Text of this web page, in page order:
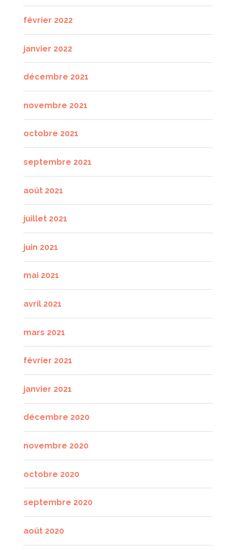
février 2022
janvier 2022
décembre 2021
novembre 2021
octobre 2021
septembre 2021
août 2021
juillet 2021
juin 2021
mai 2021
avril 2021
mars 2021
février 2021
janvier 2021
décembre 2020
novembre 2020
octobre 2020
septembre 2020
août 2020